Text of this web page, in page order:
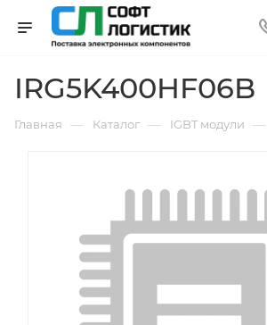
IRG5K400HF06B
Главная — Каталог — IGBT модули —